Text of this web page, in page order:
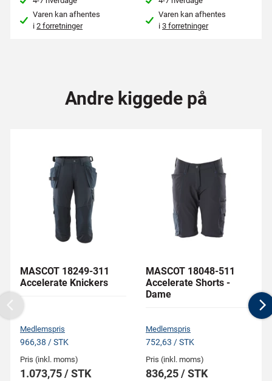
Varen kan afhentes
i2 forretninger
Varen kan afhentes
i3 forretninger
Andre kiggede på
MASCOT 18249-311
Accelerate Knickers
Medlemspris
966,38 / STK
Pris (inkl. moms)
1.073,75 / STK
MASCOT 18048-511
Accelerate Shorts -
Dame
Medlemspris
752,63 / STK
Pris (inkl. moms)
836,25 / STK
Previous